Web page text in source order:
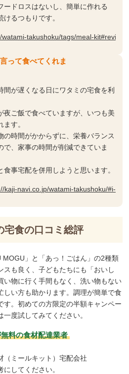
ードロスはないし、簡単に作れる
るつもりです。
takushoku/tags/meal-
って食べてくれま
間が遅くなる日にワタミの宅食を利
夜ご飯で食べていますが、いつも美
す。
の時間がかからずに、栄養バランス
で、家事の時間が削減できていま
事宅配を併用しようと思います。
kaji-navi.co.jp/watami-takushoku/#i-2）
宅食の口コミ総評
MOGU」と「あっ！ごはん」の2種類
スも良く、子どもたちにも「おいし
い物に行く手間もなく、洗い物もない
しい方も助かります。調理が簡単で食
す。初めての方限定の半額キャンペー
度試してみてください。
料の食材配達業者
（ミールキット）宅配会社
してください。